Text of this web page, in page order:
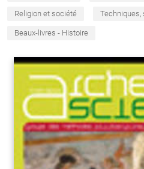
Religion et société Techniques,
Beaux-livres - Histoire